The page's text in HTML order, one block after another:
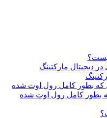
بطور کامل رول اوت شده